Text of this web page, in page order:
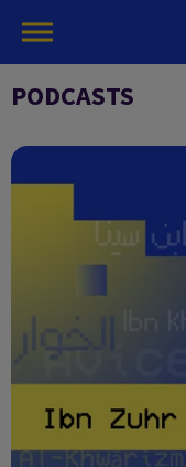
PODCASTS